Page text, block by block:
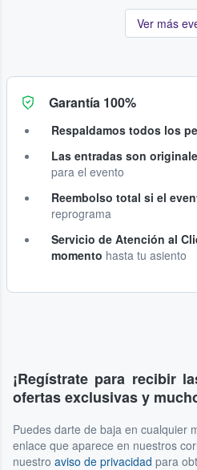
Ver más
Garantía 100%
Respaldamos todos los
Las entradas son
para el evento
Reembolso total si el
reprograma
Servicio de Atención al
momento hasta tu asiento
¡Regístrate para recibir
ofertas exclusivas y
Puedes darte de baja en cualquier
enlace que aparece en nuestros
nuestro aviso de privacidad para